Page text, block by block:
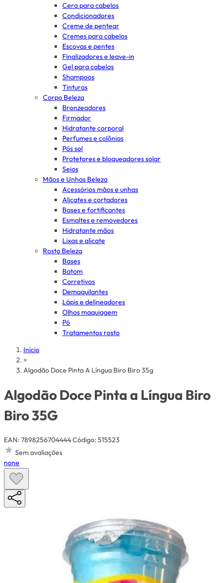
Cera para cabelos
Condicionadores
Creme de pentear
Cremes para cabelos
Escovas e pentes
Finalizadores e leave-in
Gel para cabelos
Shampoos
Tinturas
Corpo Beleza
Bronzeadores
Firmador
Hidratante corporal
Perfumes e colônias
Pós sol
Protetores e bloqueadores solar
Seios
Mãos e Unhas Beleza
Acessórios mãos e unhas
Alicates e cortadores
Bases e fortificantes
Esmaltes e removedores
Hidratante mãos
Lixas e alicate
Rosto Beleza
Bases
Batom
Corretivos
Demaquilantes
Lápis e delineadores
Olhos maquiagem
Pó
Tratamentos rosto
Início
>
Algodão Doce Pinta A Língua Biro Biro 35g
Algodão Doce Pinta a Língua Biro
Biro 35G
EAN: 7898256704444Código: 515523
Sem avaliações
none